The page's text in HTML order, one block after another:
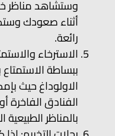
وستشاهد مناظر
أثناء صعودك
رائعة.
الاسترخاء
ببساطة
الاولوداغ حيث
الفنادق الفاخرة
بالمناظر